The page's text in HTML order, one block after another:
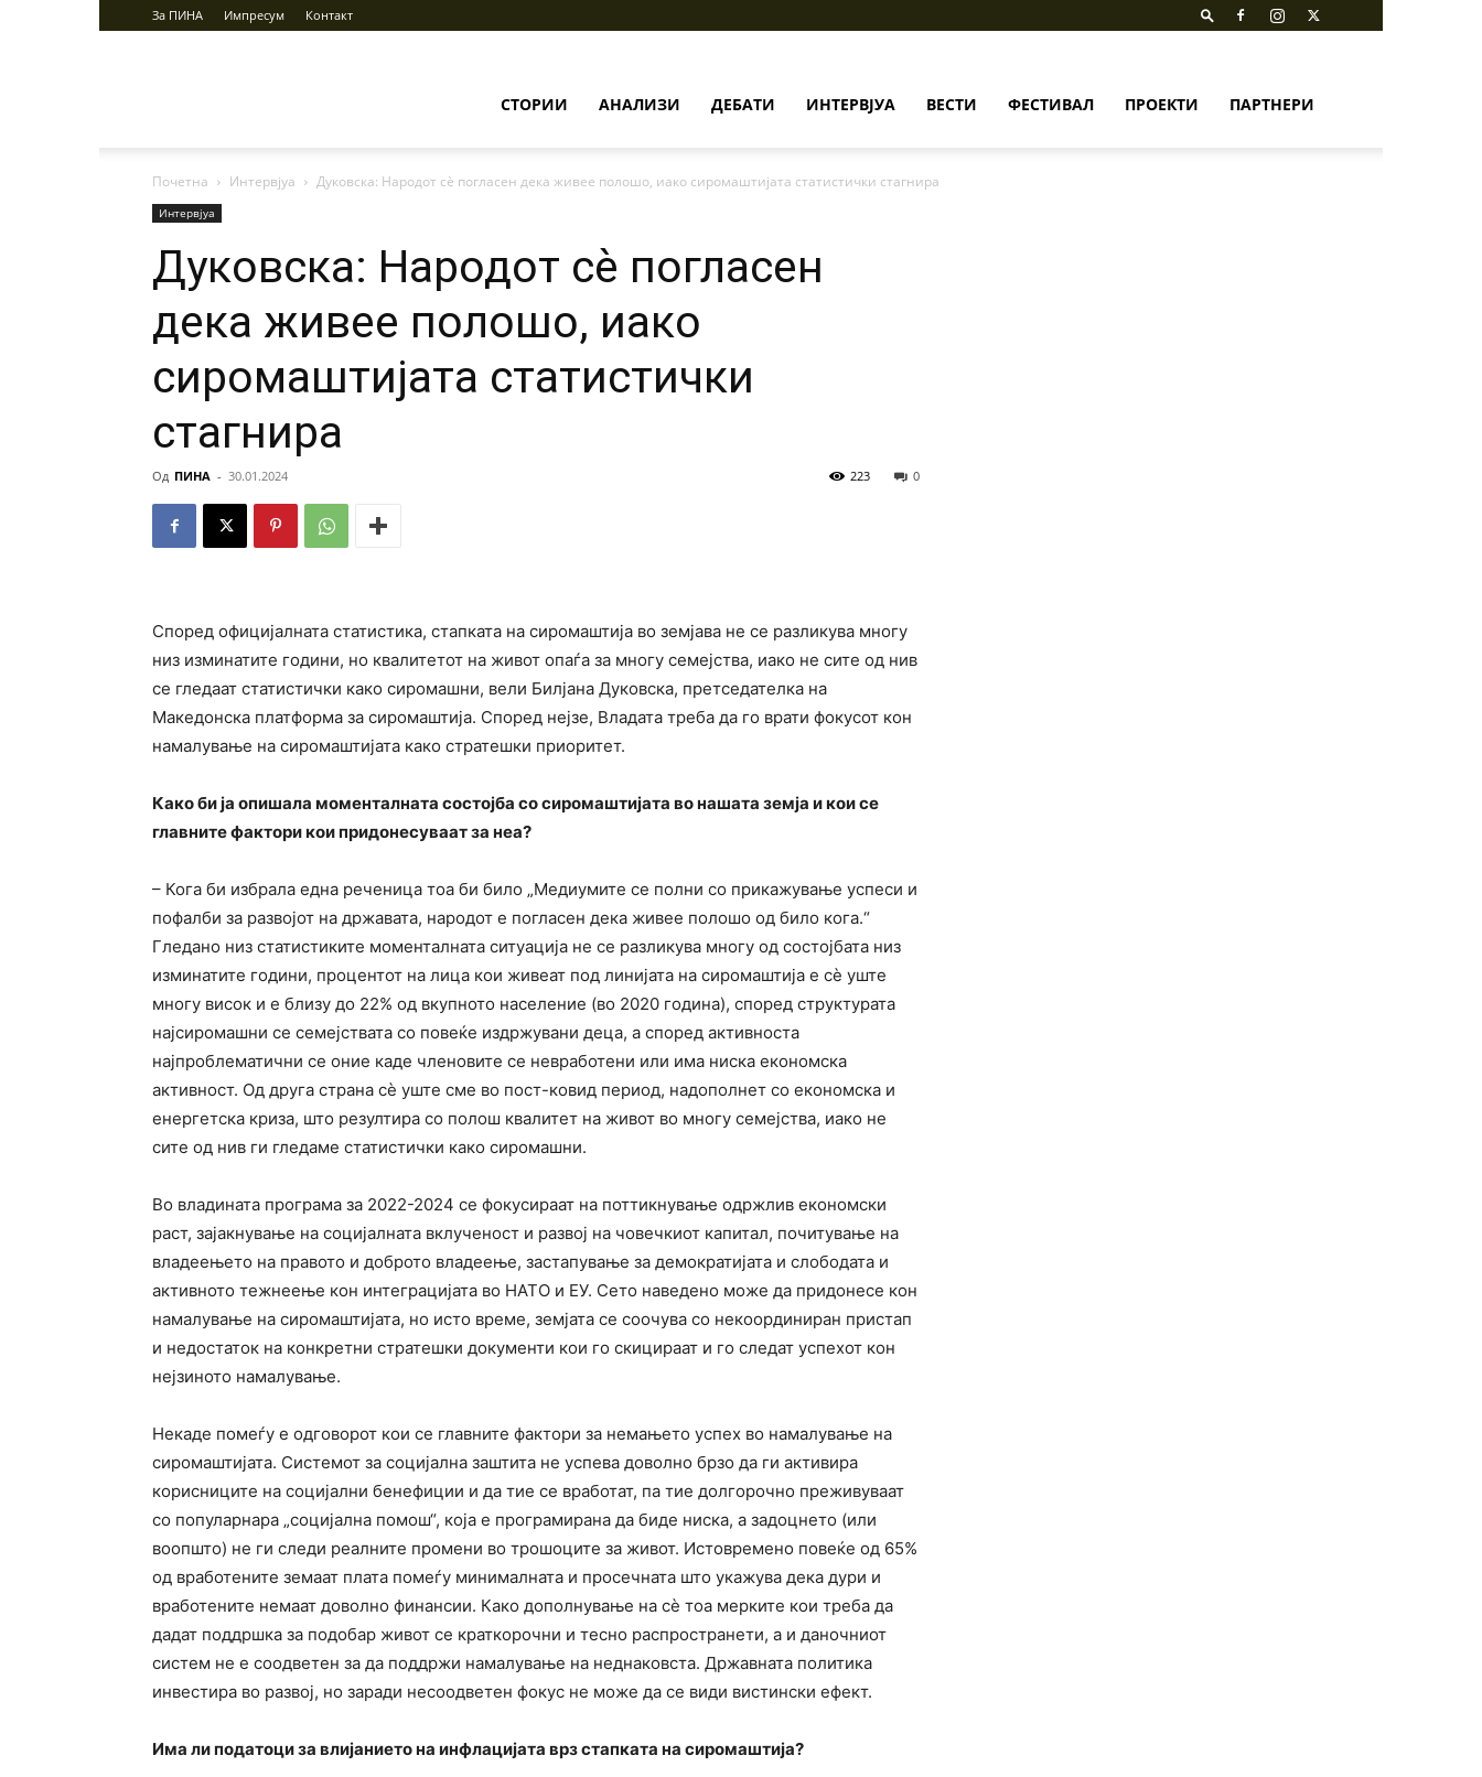
За ПИНА Импресум Контакт
СТОРИИ АНАЛИЗИ ДЕБАТИ ИНТЕРВЈУА ВЕСТИ ФЕСТИВАЛ ПРОЕКТИ ПАРТНЕРИ
Почетна Интервјуа Дуковска: Народот сѐ погласен дека живее полошо, иако сиромаштијата статистички стагнира
Интервјуа
Дуковска: Народот сѐ погласен
дека живее полошо, иако
сиромаштијата статистички
стагнира
Од ПИНА - 30.01.2024 0
223
Според официјалната статистика, стапката на сиромаштија во земјава не се разликува многу
низ изминатите години, но квалитетот на живот опаѓа за многу семејства, иако не сите од нив
се гледаат статистички како сиромашни, вели Билјана Дуковска, претседателка на
Македонска платформа за сиромаштија. Според нејзе, Владата треба да го врати фокусот кон
намалување на сиромаштијата како стратешки приоритет.
Како би ја опишала моменталната состојба со сиромаштијата во нашата земја и кои се
главните фактори кои придонесуваат за неа?
– Кога би избрала една реченица тоа би било „Медиумите се полни со прикажување успеси и
пофалби за развојот на државата, народот е погласен дека живее полошо од било кога.“
Гледано низ статистиките моменталната ситуација не се разликува многу од состојбата низ
изминатите години, процентот на лица кои живеат под линијата на сиромаштија е сѐ уште
многу висок и е близу до 22% од вкупното население (во 2020 година), според структурата
најсиромашни се семејствата со повеќе издржувани деца, а според активноста
најпроблематични се оние каде членовите се невработени или има ниска економска
активност. Од друга страна сѐ уште сме во пост-ковид период, надополнет со економска и
енергетска криза, што резултира со полош квалитет на живот во многу семејства, иако не
сите од нив ги гледаме статистички како сиромашни.
Во владината програма за 2022-2024 се фокусираат на поттикнување одржлив економски
раст, зајакнување на социјалната вклученост и развој на човечкиот капитал, почитување на
владеењето на правото и доброто владеење, застапување за демократијата и слободата и
активното тежнеење кон интеграцијата во НАТО и ЕУ. Сето наведено може да придонесе кон
намалување на сиромаштијата, но исто време, земјата се соочува со некоординиран пристап
и недостаток на конкретни стратешки документи кои го скицираат и го следат успехот кон
нејзиното намалување.
Некаде помеѓу е одговорот кои се главните фактори за немањето успех во намалување на
сиромаштијата. Системот за социјална заштита не успева доволно брзо да ги активира
корисниците на социјални бенефиции и да тие се вработат, па тие долгорочно преживуваат
со популарнара „социјална помош“, која е програмирана да биде ниска, а задоцнето (или
воопшто) не ги следи реалните промени во трошоците за живот. Истовремено повеќе од 65%
од вработените земаат плата помеѓу минималната и просечната што укажува дека дури и
вработените немаат доволно финансии. Како дополнување на сѐ тоа мерките кои треба да
дадат поддршка за подобар живот се краткорочни и тесно распространети, а и даночниот
систем не е соодветен за да поддржи намалување на неднаковста. Државната политика
инвестира во развој, но заради несоодветен фокус не може да се види вистински ефект.
Има ли податоци за влијанието на инфлацијата врз стапката на сиромаштија?